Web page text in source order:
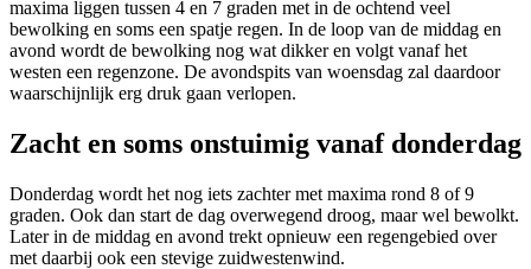
maxima liggen tussen 4 en 7 graden met in de ochtend veel
bewolking en soms een spatje regen. In de loop van de middag en
avond wordt de bewolking nog wat dikker en volgt vanaf het
westen een regenzone. De avondspits van woensdag zal daardoor
waarschijnlijk erg druk gaan verlopen.
Zacht en soms onstuimig vanaf donderdag
Donderdag wordt het nog iets zachter met maxima rond 8 of 9
graden. Ook dan start de dag overwegend droog, maar wel bewolkt.
Later in de middag en avond trekt opnieuw een regengebied over
met daarbij ook een stevige zuidwestenwind.